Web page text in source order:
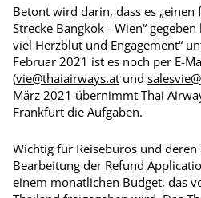
Betont wird darin, dass es „einen
Strecke Bangkok - Wien“
viel Herzblut und Engagement“
Februar 2021 ist es noch per E-
(vie@thaiairways.at und
März 2021 übernimmt Thai
Frankfurt die Aufgaben.
Wichtig für Reisebüros und
Bearbeitung der Refund
einem monatlichen Budget, das